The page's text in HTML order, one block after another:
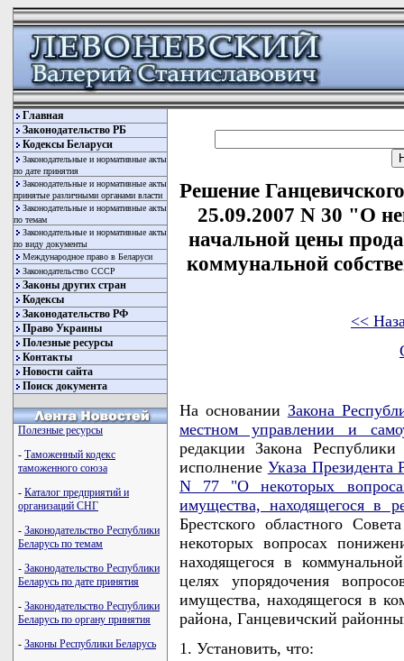
Главная
Законодательство РБ
Кодексы Беларуси
Законодательные и нормативные акты
по дате принятия
Законодательные и нормативные акты
принятые различными органами власти
Законодательные и нормативные акты
по темам
Законодательные и нормативные акты
по виду документы
Международное право в Беларуси
Законодательство СССР
Законы других стран
Кодексы
Законодательство РФ
Право Украины
Полезные ресурсы
Контакты
Новости сайта
Поиск документа
Полезные ресурсы
- Таможенный кодекс
таможенного союза
- Каталог предприятий и
организаций СНГ
- Законодательство Республики
Беларусь по темам
- Законодательство Республики
Беларусь по дате принятия
- Законодательство Республики
Беларусь по органу принятия
- Законы Республики Беларусь
Решение
25.09.2007 N 30 "О
начальной цены
коммунальной
<<
На основании Закона
местном управлении и
редакции Закона
исполнение Указа Президента
N 77 "О некоторых
имущества, находящегося в
Брестского областного
некоторых вопросах
находящегося в
целях упорядочения
имущества, находящегося в
района, Ганцевичский
1. Установить, что: